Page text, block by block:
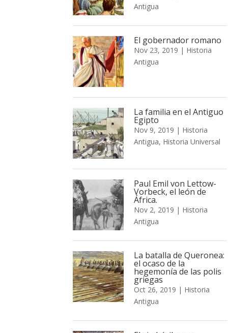
Antigua
El gobernador romano
Nov 23, 2019 | Historia
Antigua
La familia en el Antiguo
Egipto
Nov 9, 2019 | Historia
Antigua, Historia Universal
Paul Emil von Lettow-
Vorbeck, el león de
África.
Nov 2, 2019 | Historia
Antigua
La batalla de Queronea:
el ocaso de la
hegemonía de las polis
griegas
Oct 26, 2019 | Historia
Antigua